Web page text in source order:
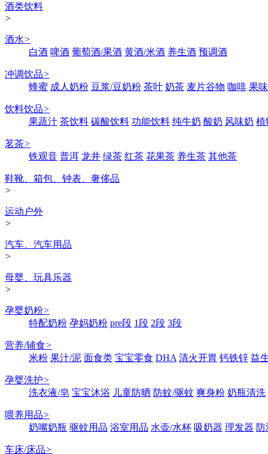
酒类饮料
>
酒水>
白酒 啤酒 葡萄酒/果酒 黄酒/米酒 养生酒 预调酒
冲调饮品>
蜂蜜 成人奶粉 豆浆/豆奶粉 茶叶 奶茶 麦片谷物 咖啡 果
饮料饮品>
果蔬汁 茶饮料 碳酸饮料 功能饮料 纯牛奶 酸奶 风味奶 植
茗茶>
铁观音 普洱 龙井 绿茶 红茶 花果茶 养生茶 其他茶
鞋靴、箱包、钟表、奢侈品
>
运动户外
>
汽车、汽车用品
>
母婴、玩具乐器
>
孕婴奶粉>
特配奶粉 孕妈奶粉 pre段 1段 2段 3段
营养/辅食>
米粉 果汁/泥 面食类 宝宝零食 DHA 清火开胃 钙铁锌 益
孕婴洗护>
洗衣液/皂 宝宝沐浴 儿童防晒 防蚊/驱蚊 爽身粉 奶瓶清洗
喂养用品>
奶嘴奶瓶 驱蚊用品 浴室用品 水壶/水杯 吸奶器 理发器
车床/床品>